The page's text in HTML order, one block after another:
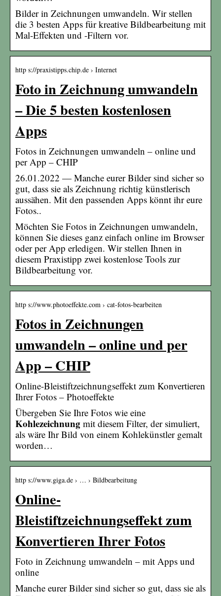
Bilder in Zeichnungen umwandeln. Wir stellen
die 3 besten Apps für kreative Bildbearbeitung mit
Mal-Effekten und -Filtern vor.
http s://praxistipps.chip.de › Internet
Foto in Zeichnung umwandeln
– Die 5 besten kostenlosen
Apps
Fotos in Zeichnungen umwandeln – online und
per App – CHIP
26.01.2022 — Manche eurer Bilder sind sicher so
gut, dass sie als Zeichnung richtig künstlerisch
aussähen. Mit den passenden Apps könnt ihr eure
Fotos..
Möchten Sie Fotos in Zeichnungen umwandeln,
können Sie dieses ganz einfach online im Browser
oder per App erledigen. Wir stellen Ihnen in
diesem Praxistipp zwei kostenlose Tools zur
Bildbearbeitung vor.
http s://www.photoeffekte.com › cat-fotos-bearbeiten
Fotos in Zeichnungen
umwandeln – online und per
App – CHIP
Online-Bleistiftzeichnungseffekt zum Konvertieren
Ihrer Fotos – Photoeffekte
Übergeben Sie Ihre Fotos wie eine
Kohlezeichnung mit diesem Filter, der simuliert,
als wäre Ihr Bild von einem Kohlekünstler gemalt
worden…
http s://www.giga.de › … › Bildbearbeitung
Online-
Bleistiftzeichnungseffekt zum
Konvertieren Ihrer Fotos
Foto in Zeichnung umwandeln – mit Apps und
online
Manche eurer Bilder sind sicher so gut, dass sie als